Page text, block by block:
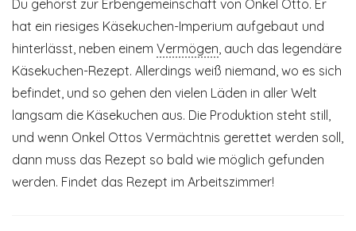
Du gehörst zur Erbengemeinschaft von Onkel Otto. Er
hat ein riesiges Käsekuchen-­Imperium aufgebaut und
hinterlässt, neben einem Vermögen, auch das legendäre
Käsekuchen-Rezept. Allerdings weiß niemand, wo es sich
befindet, und so gehen den vielen Läden in aller Welt
langsam die Käsekuchen aus. Die Produktion steht still,
und wenn Onkel Ottos Vermächtnis gerettet werden soll,
dann muss das Rezept so bald wie möglich gefunden
werden. Findet das Rezept im Arbeitszimmer!